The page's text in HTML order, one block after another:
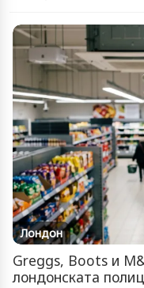
Лондон
Greggs, Boots и
лондонската